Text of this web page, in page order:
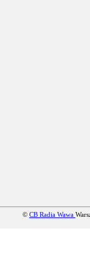
© CB Radia Wawa